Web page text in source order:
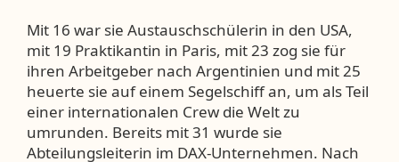
Mit 16 war sie Austauschschülerin in den USA,
mit 19 Praktikantin in Paris, mit 23 zog sie für
ihren Arbeitgeber nach Argentinien und mit 25
heuerte sie auf einem Segelschiff an, um als Teil
einer internationalen Crew die Welt zu
umrunden. Bereits mit 31 wurde sie
Abteilungsleiterin im DAX-Unternehmen. Nach